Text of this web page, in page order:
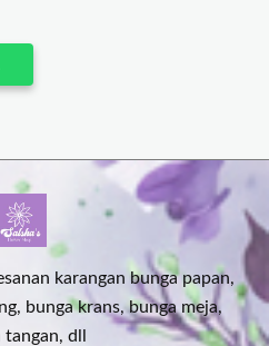
karangan bunga papan,
bunga krans, bunga meja,
tangan, dll